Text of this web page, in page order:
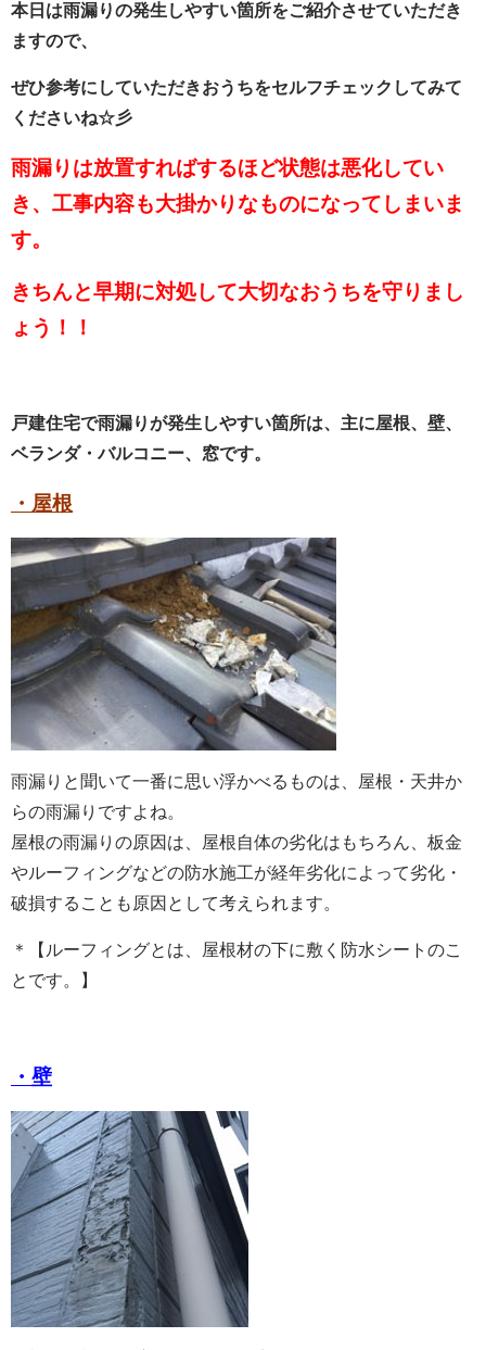
本日は雨漏りの発生しやすい箇所をご紹介させていただき
ますので、
ぜひ参考にしていただきおうちをセルフチェックしてみて
くださいね☆彡
雨漏りは放置すればするほど状態は悪化してい
き、工事内容も大掛かりなものになってしまいま
す。
きちんと早期に対処して大切なおうちを守りまし
ょう！！
戸建住宅で雨漏りが発生しやすい箇所は、主に屋根、壁、
ベランダ・バルコニー、窓です。
・屋根
雨漏りと聞いて一番に思い浮かべるものは、屋根・天井か
らの雨漏りですよね。
屋根の雨漏りの原因は、屋根自体の劣化はもちろん、板金
やルーフィングなどの防水施工が経年劣化によって劣化・
破損することも原因として考えられます。
＊【ルーフィングとは、屋根材の下に敷く防水シートのこ
とです。】
・壁